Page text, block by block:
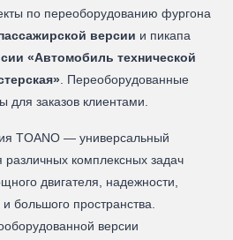
по переоборудованию фургона
версии и пикапа
«Автомобиль технической
. Переоборудованные
для заказов клиентами.
TOANO — универсальный
комплексных задач
двигателя, надежности,
большого пространства.
версии